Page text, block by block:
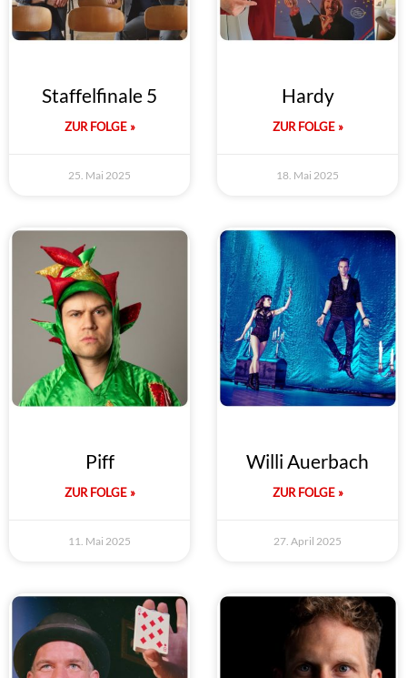
Staffelfinale 5
ZUR FOLGE »
25. Mai 2025
Hardy
ZUR FOLGE »
18. Mai 2025
Piff
ZUR FOLGE »
11. Mai 2025
Willi Auerbach
ZUR FOLGE »
27. April 2025